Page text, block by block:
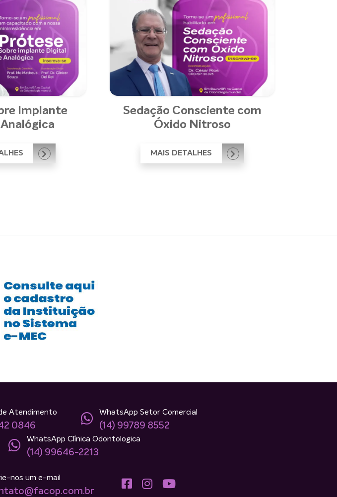
Implante
Sedação Consciente com
Óxido Nitroso
MAIS DETALHES
Atendimento
0846
WhatsApp Setor Comercial
(14) 99789 8552
WhatsApp Clínica Odontologica
(14) 99646-2213
nos um e-mail